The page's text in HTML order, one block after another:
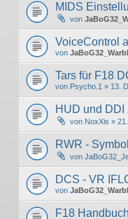
MIDS
von
VoiceControl
von
Tars für F18
von Psycho.1 » 13.
HUD und DDI
von NoxXis »
RWR -
von
DCS - VR
von
F18 Handbuch